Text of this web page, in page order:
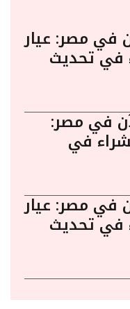
في مصر: عيار
للشراء في تحديث
في مصر:
يسجل 6745 للشراء في
في مصر: عيار
للشراء في تحديث